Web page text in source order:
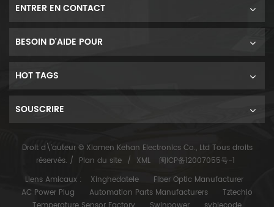
ENTRER EN CONTACT
BESOIN D'AIDE POUR
HOT TAGS
SOUSCRIRE
Droit d\'auteur © Xiamen Kehan Electronics Co., Ltd Tous droits
réservés. / Plan du site / XML
闽ICP备12007055号-1
Liens Amicaux :
Xinghedatele
Fiber Optic Manufacturer
AC Power Plug
Automation Parts Manufacturers
Tztechio